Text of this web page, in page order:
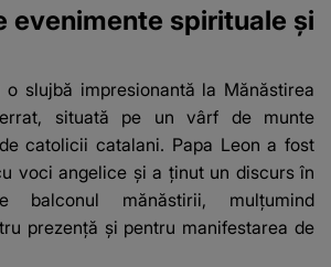
evenimente spirituale și
slujbă impresionantă la Mănăstirea
situată pe un vârf de munte
catolicii catalani. Papa Leon a fost
voci angelice și a ținut un discurs în
balconul mănăstirii, mulțumind
prezență și pentru manifestarea de